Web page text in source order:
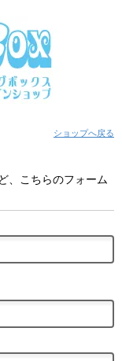
ショップへ戻る
、こちらのフォーム